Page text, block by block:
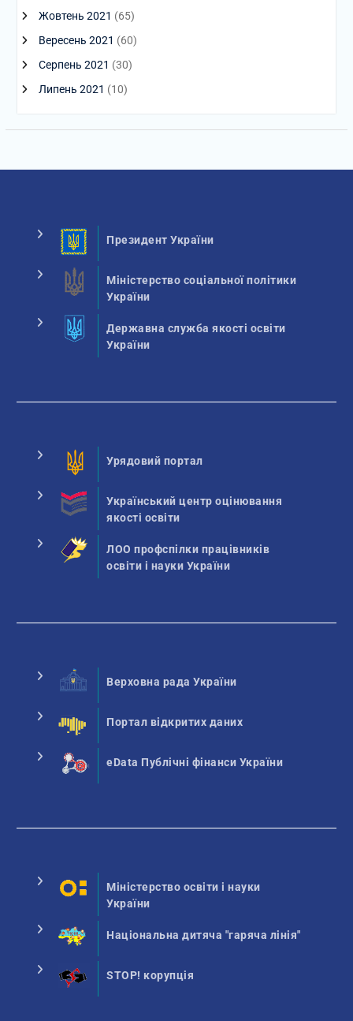
Жовтень 2021 (65)
Вересень 2021 (60)
Серпень 2021 (30)
Липень 2021 (10)
Президент України
Міністерство соціальної політики
України
Державна служба якості освіти
України
Урядовий портал
Український центр оцінювання
якості освіти
ЛОО профспілки працівників
освіти і науки України
Верховна рада України
Портал відкритих даних
eData Публічні фінанси України
Міністерство освіти і науки
України
Національна дитяча "гаряча лінія"
STOP! корупція